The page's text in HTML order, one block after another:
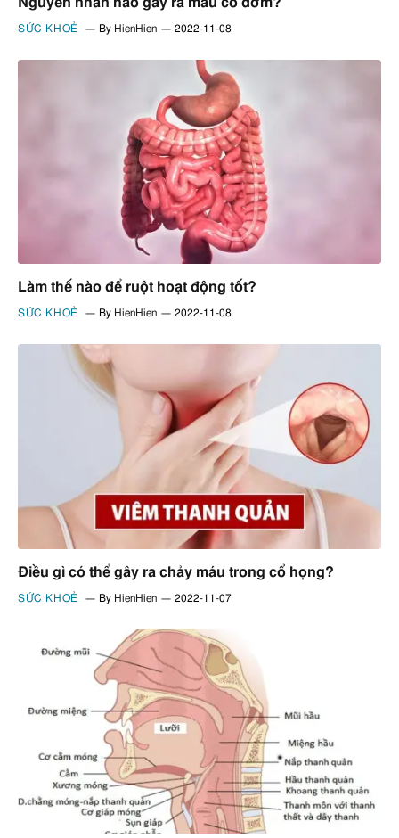
SỨC KHOẺ By HienHien 2022-11-08
Làm thế nào để ruột hoạt động tốt?
SỨC KHOẺ By HienHien 2022-11-08
Điều gì có thể gây ra chảy máu trong cổ họng?
SỨC KHOẺ By HienHien 2022-11-07